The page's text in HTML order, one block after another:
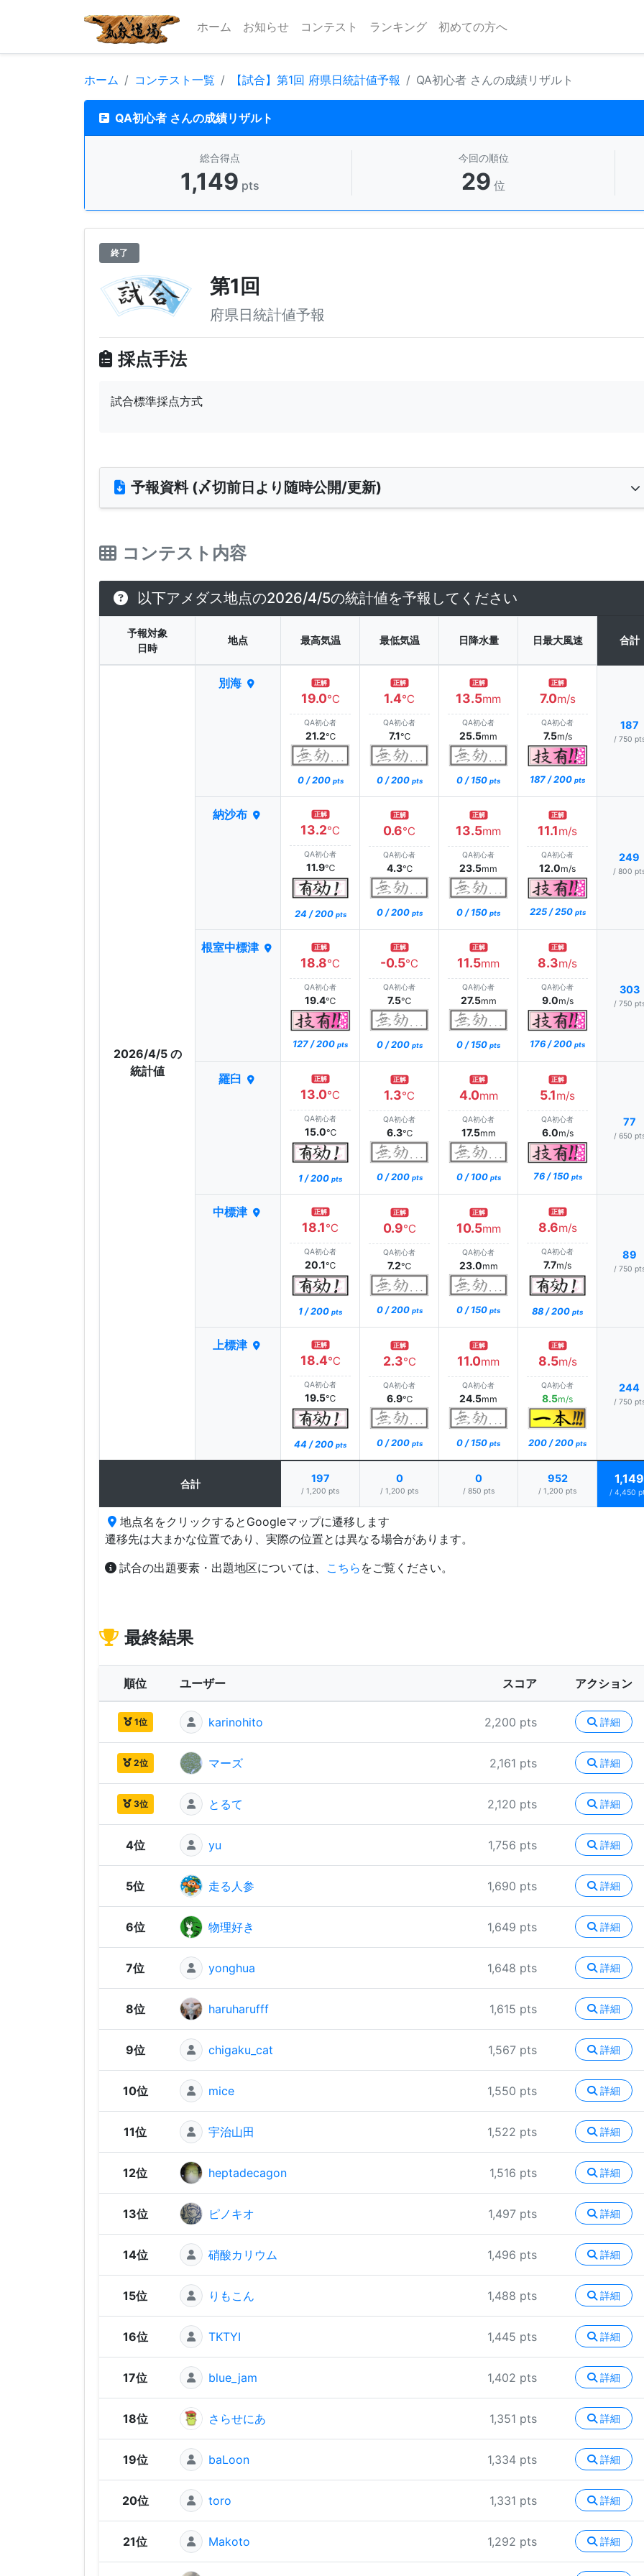
ホーム お知らせ コンテスト ランキング 初めての方へ
ホーム コンテスト一覧 【試合】第1回 府県日統計値予報 QA初心者 さんの成績リザルト
QA初心者 さんの成績リザルト
総合得点
1,149 pts
今回の順位
29 位
終了
第1回
府県日統計値予報
採点手法
試合標準採点方式
予報資料 (〆切前日より随時公開/更新)
コンテスト内容
以下アメダス地点の2026/4/5の統計値を予報してください
予報対象
日時
地点 最高気温 最低気温 日降水量 日最大風速 合計
2026/4/5 の
統計値
別海 正解
19.0℃
QA初心者
21.2℃
0 / 200 pts
正解
1.4℃
QA初心者
7.1℃
0 / 200 pts
正解
13.5mm
QA初心者
25.5mm
0 / 150 pts
正解
7.0m/s
QA初心者
7.5m/s
187 / 200 pts
187
/ 750
納沙布 正解
13.2℃
QA初心者
11.9℃
24 / 200 pts
正解
0.6℃
QA初心者
4.3℃
0 / 200 pts
正解
13.5mm
QA初心者
23.5mm
0 / 150 pts
正解
11.1m/s
QA初心者
12.0m/s
225 / 250 pts
249
/ 800
根室中標津 正解
18.8℃
QA初心者
19.4℃
127 / 200 pts
正解
-0.5℃
QA初心者
7.5℃
0 / 200 pts
正解
11.5mm
QA初心者
27.5mm
0 / 150 pts
正解
8.3m/s
QA初心者
9.0m/s
176 / 200 pts
303
/ 750
羅臼 正解
13.0℃
QA初心者
15.0℃
1 / 200 pts
正解
1.3℃
QA初心者
6.3℃
0 / 200 pts
正解
4.0mm
QA初心者
17.5mm
0 / 100 pts
正解
5.1m/s
QA初心者
6.0m/s
76 / 150 pts
77
/ 650
中標津 正解
18.1℃
QA初心者
20.1℃
1 / 200 pts
正解
0.9℃
QA初心者
7.2℃
0 / 200 pts
正解
10.5mm
QA初心者
23.0mm
0 / 150 pts
正解
8.6m/s
QA初心者
7.7m/s
88 / 200 pts
89
/ 750
上標津 正解
18.4℃
QA初心者
19.5℃
44 / 200 pts
正解
2.3℃
QA初心者
6.9℃
0 / 200 pts
正解
11.0mm
QA初心者
24.5mm
0 / 150 pts
正解
8.5m/s
QA初心者
8.5m/s
200 / 200 pts
244
/ 750
合計 197
/ 1,200 pts
0
/ 1,200 pts
0
/ 850 pts
952
/ 1,200 pts
1,149
/ 4,450
地点名をクリックするとGoogleマップに遷移します
遷移先は大まかな位置であり、実際の位置とは異なる場合があります。
試合の出題要素・出題地区については、 こちら をご覧ください。
最終結果
順位 ユーザー スコア アクション
1位 karinohito 2,200 pts 詳細
2位 マーズ 2,161 pts 詳細
3位 とるて 2,120 pts 詳細
4位 yu 1,756 pts 詳細
5位 走る人参 1,690 pts 詳細
6位 物理好き 1,649 pts 詳細
7位 yonghua 1,648 pts 詳細
8位 haruharufff 1,615 pts 詳細
9位 chigaku_cat 1,567 pts 詳細
10位 mice 1,550 pts 詳細
11位 宇治山田 1,522 pts 詳細
12位 heptadecagon 1,516 pts 詳細
13位 ピノキオ 1,497 pts 詳細
14位 硝酸カリウム 1,496 pts 詳細
15位 りもこん 1,488 pts 詳細
16位 TKTYI 1,445 pts 詳細
17位 blue_jam 1,402 pts 詳細
18位 さらせにあ 1,351 pts 詳細
19位 baLoon 1,334 pts 詳細
20位 toro 1,331 pts 詳細
21位 Makoto 1,292 pts 詳細